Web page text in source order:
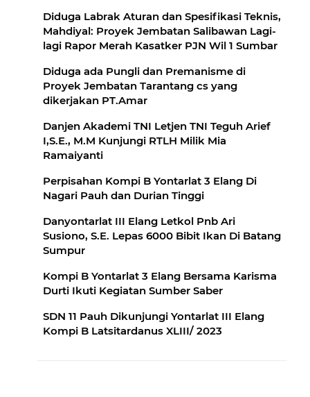
Diduga Labrak Aturan dan Spesifikasi Teknis,
Mahdiyal: Proyek Jembatan Salibawan Lagi-
lagi Rapor Merah Kasatker PJN Wil 1 Sumbar
Diduga ada Pungli dan Premanisme di
Proyek Jembatan Tarantang cs yang
dikerjakan PT.Amar
Danjen Akademi TNI Letjen TNI Teguh Arief
I,S.E., M.M Kunjungi RTLH Milik Mia
Ramaiyanti
Perpisahan Kompi B Yontarlat 3 Elang Di
Nagari Pauh dan Durian Tinggi
Danyontarlat III Elang Letkol Pnb Ari
Susiono, S.E. Lepas 6000 Bibit Ikan Di Batang
Sumpur
Kompi B Yontarlat 3 Elang Bersama Karisma
Durti Ikuti Kegiatan Sumber Saber
SDN 11 Pauh Dikunjungi Yontarlat III Elang
Kompi B Latsitardanus XLIII/ 2023